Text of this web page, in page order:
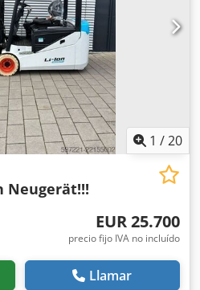
1 /20
Neugerät!!!
EUR 25.700
precio fijo IVA no incluído
Llamar